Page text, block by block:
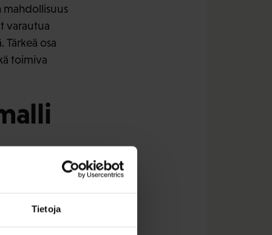
Tietoja
mahdollisuus
varautua
Tärkeä osa
toimiva
että